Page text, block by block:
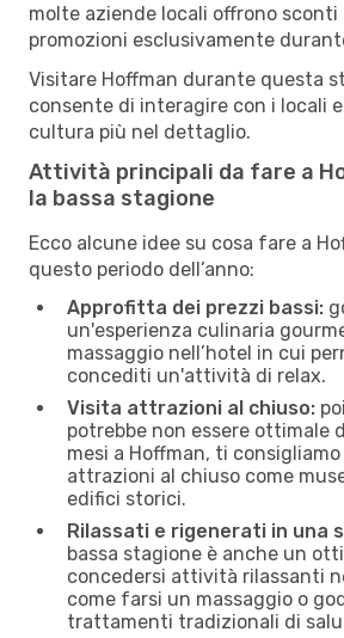
molte aziende locali offrono sconti
promozioni esclusivamente
Visitare Hoffman durante questa
consente di interagire con i locali
cultura più nel dettaglio.
Attività principali da fare a
la bassa stagione
Ecco alcune idee su cosa fare a
questo periodo dell’anno:
Approfitta dei prezzi bassi:
un'esperienza culinaria
massaggio nell’hotel in cui
concediti un'attività di relax.
Visita attrazioni al chiuso:
potrebbe non essere ottimale
mesi a Hoffman, ti
attrazioni al chiuso come
edifici storici.
Rilassati e rigenerati in una
bassa stagione è anche un
concedersi attività rilassanti
come farsi un massaggio o
trattamenti tradizionali di